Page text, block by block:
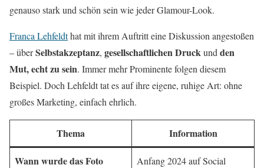
genauso stark und schön sein wie jeder Glamour-Look.
Franca Lehfeldthat mit ihrem Auftritt eine Diskussion angestoßen
– überSelbstakzeptanz, gesellschaftlichen Druckund den
Mut, echt zu sein. Immer mehr Prominente folgen diesem
Beispiel. Doch Lehfeldt tat es auf ihre eigene, ruhige Art: ohne
großes Marketing, einfach ehrlich.
Thema Information
Wann wurde das Foto
Anfang 2024 auf Social